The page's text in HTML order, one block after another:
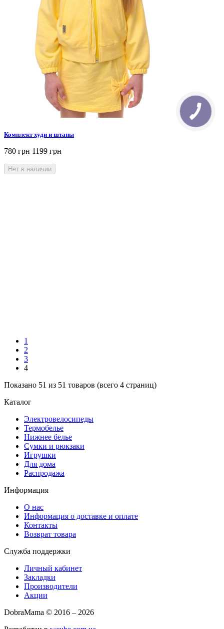
Комплект худи и штаны
780 грн 1199 грн
Нет в наличии
1
2
3
4
Показано 51 из 51 товаров (всего 4 страниц)
Каталог
Электровелосипеды
Термобелье
Нижнее белье
Сумки и рюкзаки
Игрушки
Для дома
Распродажа
Информация
О нас
Информация о доставке и оплате
Контакты
Возврат товара
Служба поддержки
Личный кабинет
Закладки
Производители
Акции
DobraMama © 2016 – 2026